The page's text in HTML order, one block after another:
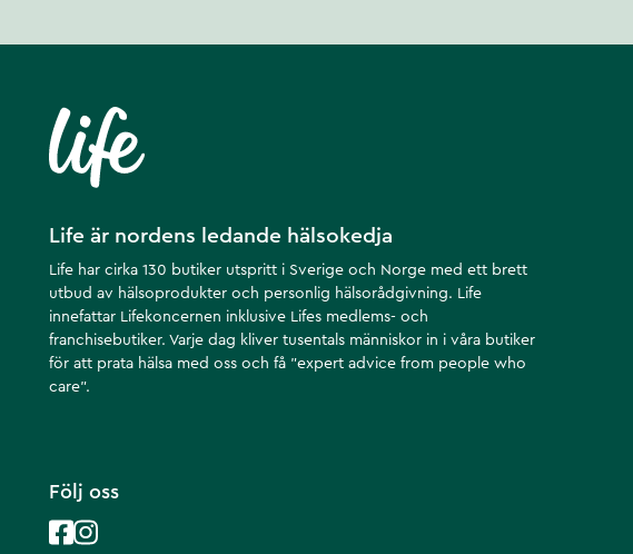
Life är nordens ledande hälsokedja
Life har cirka 130 butiker utspritt i Sverige och Norge med ett brett
utbud av hälsoprodukter och personlig hälsorådgivning. Life
innefattar Lifekoncernen inklusive Lifes medlems- och
franchisebutiker. Varje dag kliver tusentals människor in i våra butiker
för att prata hälsa med oss och få ”expert advice from people who
care”.
Följ oss